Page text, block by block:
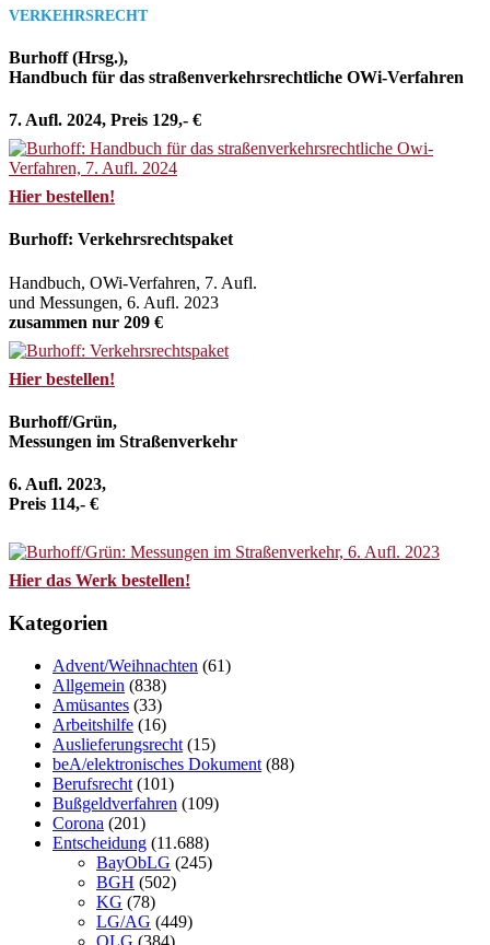
VERKEHRSRECHT
Burhoff (Hrsg.),
Handbuch für das straßenverkehrsrechtliche OWi-Verfahren
7. Aufl. 2024, Preis 129,- €
Hier bestellen!
Burhoff: Verkehrsrechtspaket
Handbuch, OWi-Verfahren, 7. Aufl.
und Messungen, 6. Aufl. 2023
zusammen nur 209 €
Hier bestellen!
Burhoff/Grün,
Messungen im Straßenverkehr
6. Aufl. 2023,
Preis 114,- €
Hier das Werk bestellen!
Kategorien
Advent/Weihnachten (61)
Allgemein (838)
Amüsantes (33)
Arbeitshilfe (16)
Auslieferungsrecht (15)
beA/elektronisches Dokument (88)
Berufsrecht (101)
Bußgeldverfahren (109)
Corona (201)
Entscheidung (11.688)
BayObLG (245)
BGH (502)
KG (78)
LG/AG (449)
OLG (384)